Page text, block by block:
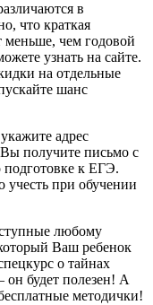
в
что краткая
меньше, чем годовой
узнать на сайте.
на отдельные
шанс
адрес
получите письмо с
к ЕГЭ.
учесть при обучении
любому
Ваш ребенок
о тайнах
он будет полезен! А
методички!